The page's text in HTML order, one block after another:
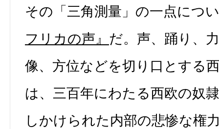
その「三角測量」の一点につ
フリカの声』 だ。声、踊り、
像、方位などを切り口とする
は、三百年にわたる西欧の奴
しかけられた内部の悲惨な権